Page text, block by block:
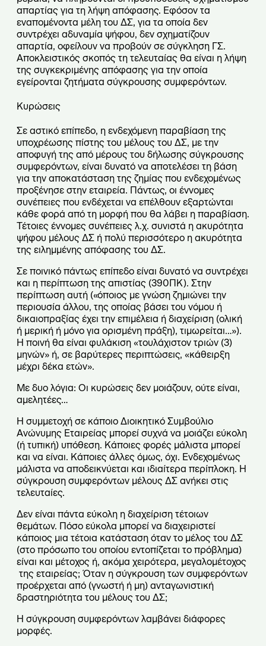
απαρτίας για τη λήψη απόφασης. Εφόσον τα
εναπομένοντα μέλη του ΔΣ, για τα οποία δεν
συντρέχει αδυναμία ψήφου, δεν σχηματίζουν
απαρτία, οφείλουν να προβούν σε σύγκληση ΓΣ.
Αποκλειστικός σκοπός τη τελευταίας θα είναι η λήψη
της συγκεκριμένης απόφασης για την οποία
εγείρονται ζητήματα σύγκρουσης συμφερόντων.
Κυρώσεις
Σε αστικό επίπεδο, η ενδεχόμενη παραβίαση της
υποχρέωσης πίστης του μέλους του ΔΣ, με την
αποφυγή της από μέρους του δήλωσης σύγκρουσης
συμφερόντων, είναι δυνατό να αποτελέσει τη βάση
για την αποκατάσταση της ζημίας που ενδεχομένως
προξένησε στην εταιρεία. Πάντως, οι έννομες
συνέπειες που ενδέχεται να επέλθουν εξαρτώνται
κάθε φορά από τη μορφή που θα λάβει η παραβίαση.
Τέτοιες έννομες συνέπειες λ.χ. συνιστά η ακυρότητα
ψήφου μέλους ΔΣ ή πολύ περισσότερο η ακυρότητα
της ειλημμένης απόφασης του ΔΣ.
Σε ποινικό πάντως επίπεδο είναι δυνατό να συντρέχει
και η περίπτωση της απιστίας (390ΠΚ). Στην
περίπτωση αυτή («όποιος με γνώση ζημιώνει την
περιουσία άλλου, της οποίας βάσει του νόμου ή
δικαιοπραξίας έχει την επιμέλεια ή διαχείριση (ολική
ή μερική ή μόνο για ορισμένη πράξη), τιμωρείται…»).
Η ποινή θα είναι φυλάκιση «τουλάχιστον τριών (3)
μηνών» ή, σε βαρύτερες περιπτώσεις, «κάθειρξη
μέχρι δέκα ετών».
Με δυο λόγια: Οι κυρώσεις δεν μοιάζουν, ούτε είναι,
αμελητέες…
Η συμμετοχή σε κάποιο Διοικητικό Συμβούλιο
Ανώνυμης Εταιρείας μπορεί συχνά να μοιάζει εύκολη
(ή τυπική) υπόθεση. Κάποιες φορές μάλιστα μπορεί
και να είναι. Κάποιες άλλες όμως, όχι. Ενδεχομένως
μάλιστα να αποδεικνύεται και ιδιαίτερα περίπλοκη. Η
σύγκρουση συμφερόντων μέλους ΔΣ ανήκει στις
τελευταίες.
Δεν είναι πάντα εύκολη η διαχείριση τέτοιων
θεμάτων. Πόσο εύκολα μπορεί να διαχειριστεί
κάποιος μια τέτοια κατάσταση όταν το μέλος του ΔΣ
(στο πρόσωπο του οποίου εντοπίζεται το πρόβλημα)
είναι και μέτοχος ή, ακόμα χειρότερα, μεγαλομέτοχος
της εταιρείας; Όταν η σύγκρουση των συμφερόντων
προέρχεται από (γνωστή ή μη) ανταγωνιστική
δραστηριότητα του μέλους του ΔΣ;
Η σύγκρουση συμφερόντων λαμβάνει διάφορες
μορφές.